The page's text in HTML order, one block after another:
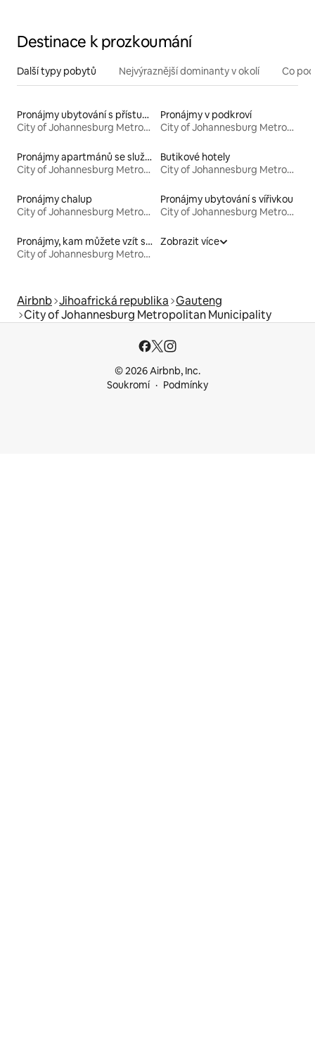
Destinace k prozkoumání
Další typy pobytů Nejvýraznější dominanty v okolí Co
Pronájmy ubytování s přístupem na pláž
City of Johannesburg Metropolitan Municipality
Pronájmy v podkroví
City of Johannesburg Metropolitan Municipality
Pronájmy apartmánů se službami
City of Johannesburg Metropolitan Municipality
Butikové hotely
City of Johannesburg Metropolitan Municipality
Pronájmy chalup
City of Johannesburg Metropolitan Municipality
Pronájmy ubytování s vířivkou
City of Johannesburg Metropolitan Municipality
Pronájmy, kam můžete vzít své domácí mazlíčky
City of Johannesburg Metropolitan Municipality
Zobrazit více
Airbnb Jihoafrická republika Gauteng
City of Johannesburg Metropolitan Municipality
© 2026 Airbnb, Inc.
Soukromí
Podmínky